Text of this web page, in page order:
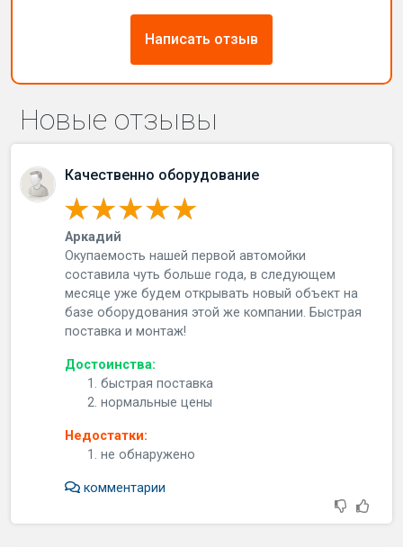
Написать отзыв
Новые отзывы
Качественно оборудование
Аркадий
Окупаемость нашей первой автомойки
составила чуть больше года, в следующем
месяце уже будем открывать новый объект на
базе оборудования этой же компании. Быстрая
поставка и монтаж!
Достоинства:
быстрая поставка
нормальные цены
Недостатки:
не обнаружено
комментарии